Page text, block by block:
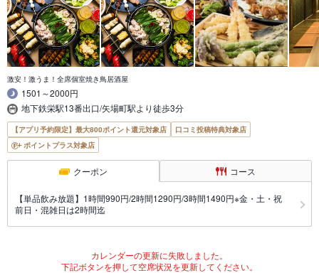
激安！激うま！全席個室焼き鳥居酒屋
1501～2000円
地下鉄栄駅13番出口/矢場町駅より徒歩3分
【アプリ予約限定】最大800ポイント還元対象店
口コミ投稿特典対象店
ポイントプラス対象店
クーポン コース
【単品飲み放題】1時間990円/2時間1290円/3時間1490円※金・土・祝
前日・混雑日は2時間迄
カレンダーの更新に失敗しました。
下記ボタンを押して空席状況を更新してください。